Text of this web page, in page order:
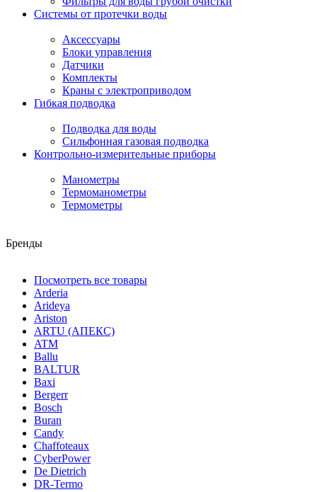
Системы от протечки воды
Аксессуары
Блоки управления
Датчики
Комплекты
Краны с электроприводом
Гибкая подводка
Подводка для воды
Сильфонная газовая подводка
Контрольно-измерительные приборы
Манометры
Термоманометры
Термометры
Бренды
Посмотреть все товары
Arderia
Arideya
Ariston
ARTU (АПЕКС)
ATM
Ballu
BALTUR
Baxi
Bergerr
Bosch
Buran
Candy
Chaffoteaux
CyberPower
De Dietrich
DR-Termo